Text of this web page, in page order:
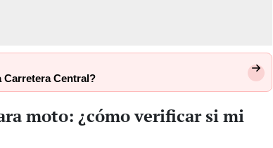
Carretera Central?
moto: ¿cómo verificar si mi